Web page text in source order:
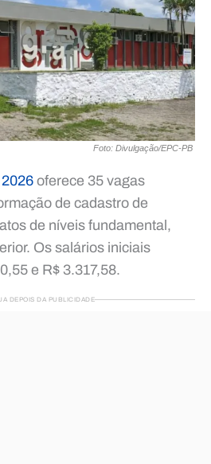
Foto: Divulgação/EPC-PB
oferece 35 vagas
de cadastro de
de níveis fundamental,
Os salários iniciais
e R$ 3.317,58.
DEPOIS DA PUBLICIDADE